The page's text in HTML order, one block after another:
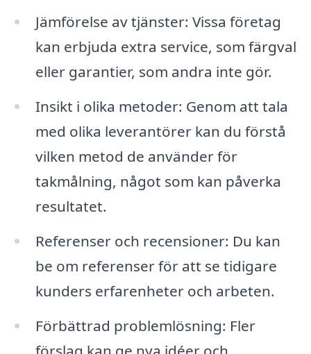
Jämförelse av tjänster: Vissa företag
kan erbjuda extra service, som färgval
eller garantier, som andra inte gör.
Insikt i olika metoder: Genom att tala
med olika leverantörer kan du förstå
vilken metod de använder för
takmålning, något som kan påverka
resultatet.
Referenser och recensioner: Du kan
be om referenser för att se tidigare
kunders erfarenheter och arbeten.
Förbättrad problemlösning: Fler